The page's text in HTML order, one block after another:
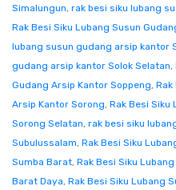
Simalungun, rak besi siku lubang
Rak Besi Siku Lubang Susun
lubang susun gudang arsip kantor
gudang arsip kantor Solok Selatan,
Gudang Arsip Kantor Soppeng, Rak
Arsip Kantor Sorong, Rak Besi Siku
Sorong Selatan, rak besi siku
Subulussalam, Rak Besi Siku
Sumba Barat, Rak Besi Siku
Barat Daya, Rak Besi Siku Lubang